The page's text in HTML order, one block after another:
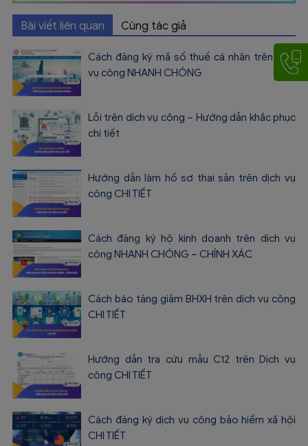
Bài viết liên quan Cùng tác giả
Cách đăng ký mã số thuế cá nhân trên dịch
vụ công NHANH CHÓNG
Lỗi trên dịch vụ công – Hướng dẫn khắc phục
chi tiết
Hướng dẫn làm hồ sơ thai sản trên dịch vụ
công CHI TIẾT
Cách đăng ký hộ kinh doanh trên dịch vụ
công NHANH CHÓNG – CHÍNH XÁC
Cách báo tăng giảm BHXH trên dịch vụ công
CHI TIẾT
Hướng dẫn tra cứu mẫu C12 trên Dịch vụ
công CHI TIẾT
Cách đăng ký dịch vụ công bảo hiểm xã hội
CHI TIẾT